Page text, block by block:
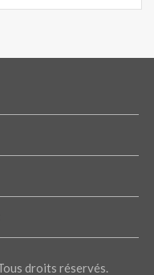
droits réservés.